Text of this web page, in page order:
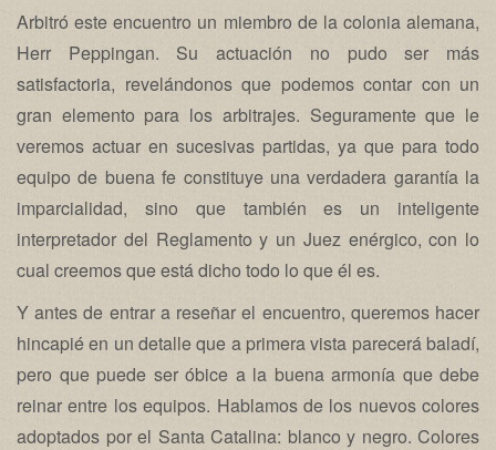
Arbitró este encuentro un miembro de la colonia alemana,
Herr Peppingan. Su actuación no pudo ser más
satisfactoria, revelándonos que podemos contar con un
gran elemento para los arbitrajes. Seguramente que le
veremos actuar en sucesivas partidas, ya que para todo
equipo de buena fe constituye una verdadera garantía la
imparcialidad, sino que también es un inteligente
interpretador del Reglamento y un Juez enérgico, con lo
cual creemos que está dicho todo lo que él es.
Y antes de entrar a reseñar el encuentro, queremos hacer
hincapié en un detalle que a primera vista parecerá baladí,
pero que puede ser óbice a la buena armonía que debe
reinar entre los equipos. Hablamos de los nuevos colores
adoptados por el Santa Catalina: blanco y negro. Colores